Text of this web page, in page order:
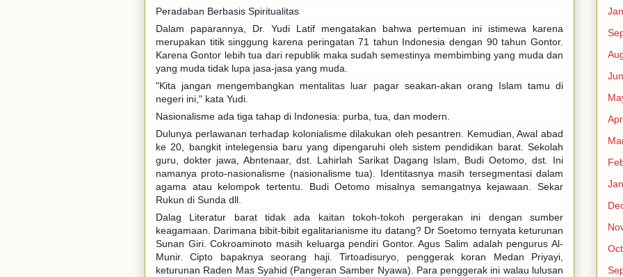
Peradaban Berbasis Spiritualitas
Dalam paparannya, Dr. Yudi Latif mengatakan bahwa pertemuan ini istimewa karena
merupakan titik singgung karena peringatan 71 tahun Indonesia dengan 90 tahun Gontor.
Karena Gontor lebih tua dari republik maka sudah semestinya membimbing yang muda dan
yang muda tidak lupa jasa-jasa yang muda.
"Kita jangan mengembangkan mentalitas luar pagar seakan-akan orang Islam tamu di
negeri ini," kata Yudi.
Nasionalisme ada tiga tahap di Indonesia: purba, tua, dan modern.
Dulunya perlawanan terhadap kolonialisme dilakukan oleh pesantren. Kemudian, Awal abad
ke 20, bangkit intelegensia baru yang dipengaruhi oleh sistem pendidikan barat. Sekolah
guru, dokter jawa, Abntenaar, dst. Lahirlah Sarikat Dagang Islam, Budi Oetomo, dst. Ini
namanya proto-nasionalisme (nasionalisme tua). Identitasnya masih tersegmentasi dalam
agama atau kelompok tertentu. Budi Oetomo misalnya semangatnya kejawaan. Sekar
Rukun di Sunda dll.
Dalag Literatur barat tidak ada kaitan tokoh-tokoh pergerakan ini dengan sumber
keagamaan. Darimana bibit-bibit egalitarianisme itu datang? Dr Soetomo ternyata keturunan
Sunan Giri. Cokroaminoto masih keluarga pendiri Gontor. Agus Salim adalah pengurus Al-
Munir. Cipto bapaknya seorang haji. Tirtoadisuryo, penggerak koran Medan Priyayi,
keturunan Raden Mas Syahid (Pangeran Samber Nyawa). Para penggerak ini walau lulusan